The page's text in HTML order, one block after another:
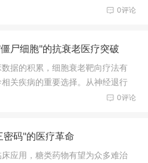
0评论
尸细胞"的抗衰老医疗突破
据的积累，细胞衰老靶向疗法有
关疾病的重要选择。从神经退行
维化到癌症预防，这一创新疗法
0评论
码"的医疗革命
应用，糖类药物有望为众多难治